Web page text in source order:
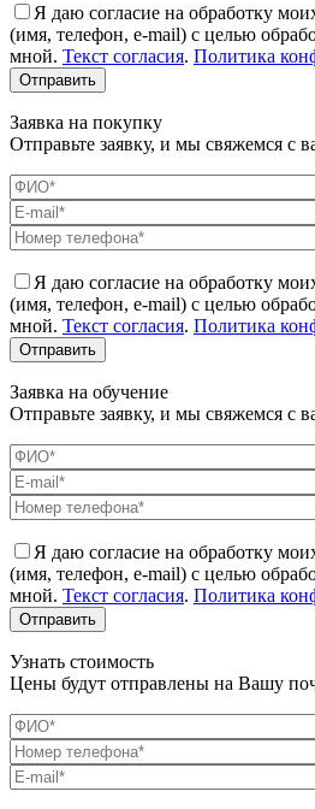
Я даю согласие на обработку
(имя, телефон, e-mail) с целью
мной. Текст согласия. Политика
Заявка на покупку
Отправьте заявку, и мы свяжемся с
Я даю согласие на обработку
(имя, телефон, e-mail) с целью
мной. Текст согласия. Политика
Заявка на обучение
Отправьте заявку, и мы свяжемся с
Я даю согласие на обработку
(имя, телефон, e-mail) с целью
мной. Текст согласия. Политика
Узнать стоимость
Цены будут отправлены на Вашу